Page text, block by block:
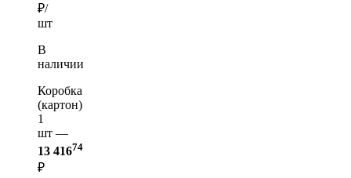
₽/
шт
В
наличии
Коробка
(картон)
1
шт —
13 41674
₽